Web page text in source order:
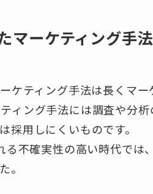
マーケティング手
ケティング手法は長くマー
ィング手法には調査や分
採用しにくいものです。
る不確実性の高い時代で
。